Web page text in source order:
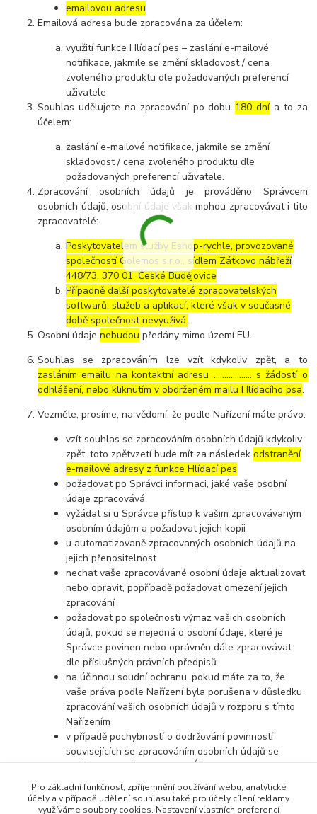
emailovou adresu
Emailová adresa bude zpracována za účelem:
využití funkce Hlídací pes – zaslání e-mailové
notifikace, jakmile se změní skladovost / cena
zvoleného produktu dle požadovaných preferencí
uživatele
Souhlas udělujete na zpracování po dobu 180 dnía to za
účelem:
zaslání e-mailové notifikace, jakmile se změní
skladovost / cena zvoleného produktu dle
požadovaných preferencí uživatele.
Zpracování osobních údajů je prováděno Správcem
osobních údajů, osobní údaje však mohou zpracovávat i tito
zpracovatelé:
Poskytovatelem služby Eshop-rychle, provozované
společností Golemos s.r.o., sídlem Zátkovo nábřeží
448/73, 370 01, České Budějovice
Případně další poskytovatelé zpracovatelských
softwarů, služeb a aplikací, které však v současné
době společnost nevyužívá.
Osobní údajenebudou předány mimo území EU.
Souhlas se zpracováním lze vzít kdykoliv zpět, a to
zasláním emailu na kontaktní adresu ..……………. s žádostí o
odhlášení, nebo kliknutím v obdrženém mailu Hlídacího psa.
Vezměte, prosíme, na vědomí, že podle Nařízení máte právo:
vzít souhlas se zpracováním osobních údajů kdykoliv
zpět, toto zpětvzetí bude mít za následekodstranění
e-mailové adresy z funkce Hlídací pes
požadovat po Správci informaci, jaké vaše osobní
údaje zpracovává
vyžádat si u Správce přístup k vašim zpracovávaným
osobním údajům a požadovat jejich kopii
u automatizovaně zpracovaných osobních údajů na
jejich přenositelnost
nechat vaše zpracovávané osobní údaje aktualizovat
nebo opravit, popřípadě požadovat omezení jejich
zpracování
požadovat po společnosti výmaz vašich osobních
údajů, pokud se nejedná o osobní údaje, které je
Správce povinen nebo oprávněn dále zpracovávat
dle příslušných právních předpisů
na účinnou soudní ochranu, pokud máte za to, že
vaše práva podle Nařízení byla porušena v důsledku
zpracování vašich osobních údajů v rozporu s tímto
Nařízením
v případě pochybností o dodržování povinností
souvisejících se zpracováním osobních údajů se
obrátit na Správce nebo na Úřad pro ochranu
osobních údajů
Pro základní funkčnost, zpříjemnění používání webu, analytické
účely a v případě udělení souhlasu také pro účely cílení reklamy
využíváme soubory cookies. Nastavení vlastních preferencí